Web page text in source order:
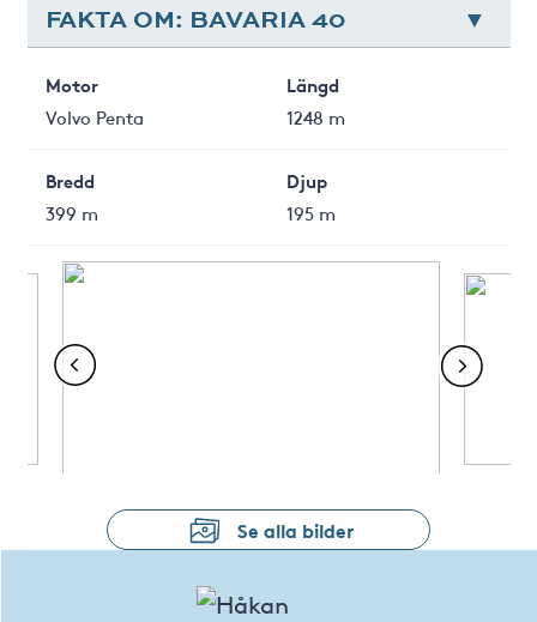
FAKTA OM: BAVARIA 40
Motor
Volvo Penta
Längd
1248 m
Bredd
399 m
Djup
195 m
Se alla bilder